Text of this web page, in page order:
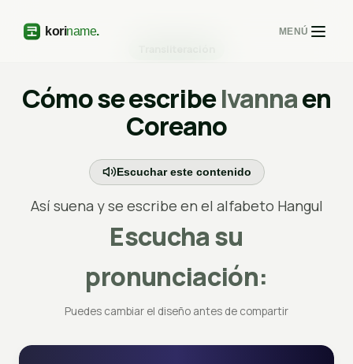
MENÚ
Cómo se escribeIvannaen
Coreano
Escuchar este contenido
Así suena y se escribe en el alfabeto Hangul
Escucha su
pronunciación:
Puedes cambiar el diseño antes de compartir